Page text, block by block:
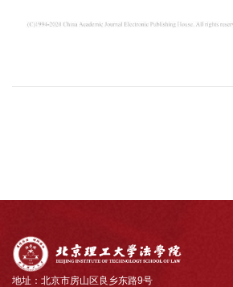
地址：北京市房山区良乡东路9号